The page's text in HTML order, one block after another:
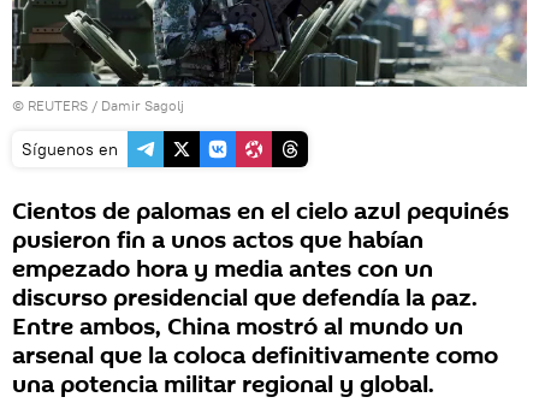
© REUTERS / Damir Sagolj
Síguenos en
Cientos de palomas en el cielo azul pequinés
pusieron fin a unos actos que habían
empezado hora y media antes con un
discurso presidencial que defendía la paz.
Entre ambos, China mostró al mundo un
arsenal que la coloca definitivamente como
una potencia militar regional y global.